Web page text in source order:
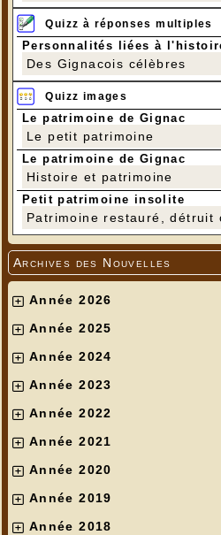
Quizz à réponses multiples
Personnalités liées à
Des Gignacois célèbres
Quizz images
Le patrimoine de Gignac
Le petit patrimoine
Le patrimoine de Gignac
Histoire et patrimoine
Petit patrimoine insolite
Patrimoine restauré, détruit
Archives des Nouvelles
Année 2026
Année 2025
Année 2024
Année 2023
Année 2022
Année 2021
Année 2020
Année 2019
Année 2018